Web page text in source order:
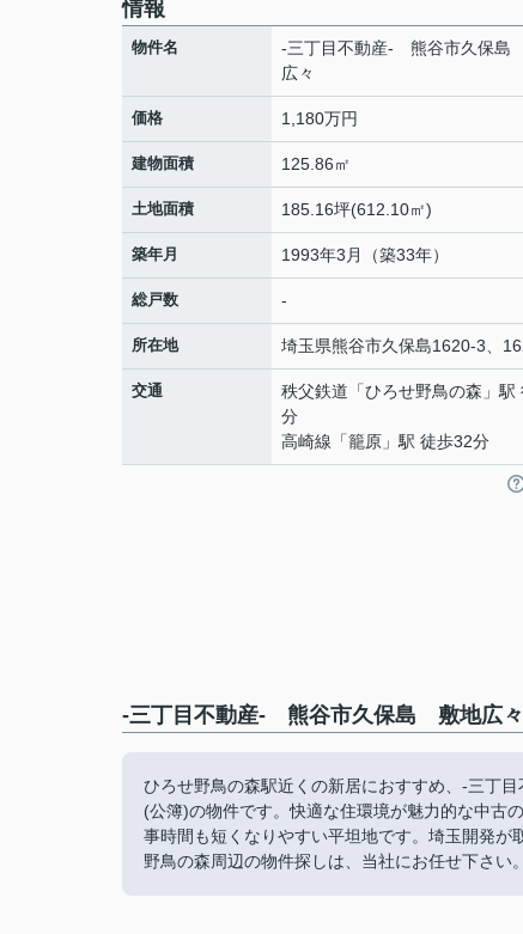
情報
物件名
-三丁目不動産- 熊谷市久保
広々
価格 1,180万円
建物面積 125.86㎡
土地面積 185.16坪(612.10㎡)
築年月 1993年3月（築33年）
総戸数 -
所在地 埼玉県熊谷市久保島1620-3、
交通 秩父鉄道 「ひろせ野鳥の森 」駅
分
高崎線 「籠原 」駅 徒歩32分
-三丁目不動産- 熊谷市久保島 敷地広々
ひろせ野鳥の森駅近くの新居におすすめ、-三丁
(公簿)の物件です。快適な住環境が魅力的な中古
事時間も短くなりやすい平坦地です。埼玉開発
野鳥の森周辺の物件探しは、当社にお任せ下さい。